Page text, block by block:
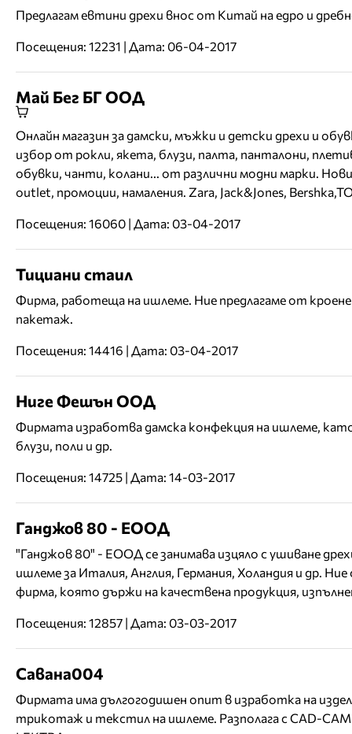
Предлагам евтини дрехи внос от Китай на едро и
Посещения: 12231 | Дата: 06-04-2017
Май Бег БГ ООД
Онлайн магазин за дамски, мъжки и детски дрехи и
избор от рокли, якета, блузи, палта, панталони,
обувки, чанти, колани... от различни модни марки.
outlet, промоции, намаления. Zara, Jack&Jones,
Посещения: 16060 | Дата: 03-04-2017
Тициани стаил
Фирма, работеща на ишлеме. Ние предлагаме от
пакетаж.
Посещения: 14416 | Дата: 03-04-2017
Ниге Фешън ООД
Фирмата изработва дамска конфекция на ишлеме,
блузи, поли и др.
Посещения: 14725 | Дата: 14-03-2017
Ганджов 80 - ЕООД
"Ганджов 80" - ЕООД се занимава изцяло с ушиване
ишлеме за Италия, Англия, Германия, Холандия и др. Ние
фирма, която държи на качествена продукция,
Посещения: 12857 | Дата: 03-03-2017
Савана004
Фирмата има дългогодишен опит в изработка на
трикотаж и текстил на ишлеме. Разполага с CAD-